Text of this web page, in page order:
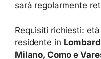
sarà regolarmente
Requisiti richiesti:
residente in
Milano, Como e